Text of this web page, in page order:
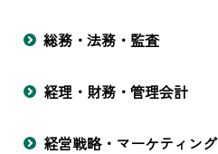
総務・法務・監査
経理・財務・管理会計
経営戦略・マーケティング